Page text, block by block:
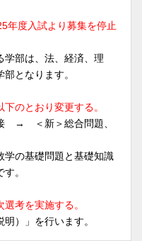
年度入試より募集を停止
学部は、法、経済、理
となります。
のとおり変更する。
→ ＜新＞総合問題、
の基礎問題と基礎知識
。
考を実施する。
）」を行います。